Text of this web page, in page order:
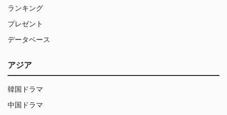
ランキング
プレゼント
データベース
アジア
韓国ドラマ
中国ドラマ